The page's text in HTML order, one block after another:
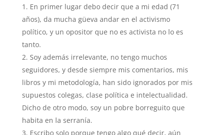
En primer lugar debo decir que a mi edad (71
años), da mucha güeva andar en el activismo
político, y un opositor que no es activista no lo es
tanto.
Soy además irrelevante, no tengo muchos
seguidores, y desde siempre mis comentarios, mis
libros y mi metodología, han sido ignorados por mis
supuestos colegas, clase política e intelectualidad.
Dicho de otro modo, soy un pobre borreguito que
habita en la serranía.
Escribo solo porque tengo algo qué decir, aún